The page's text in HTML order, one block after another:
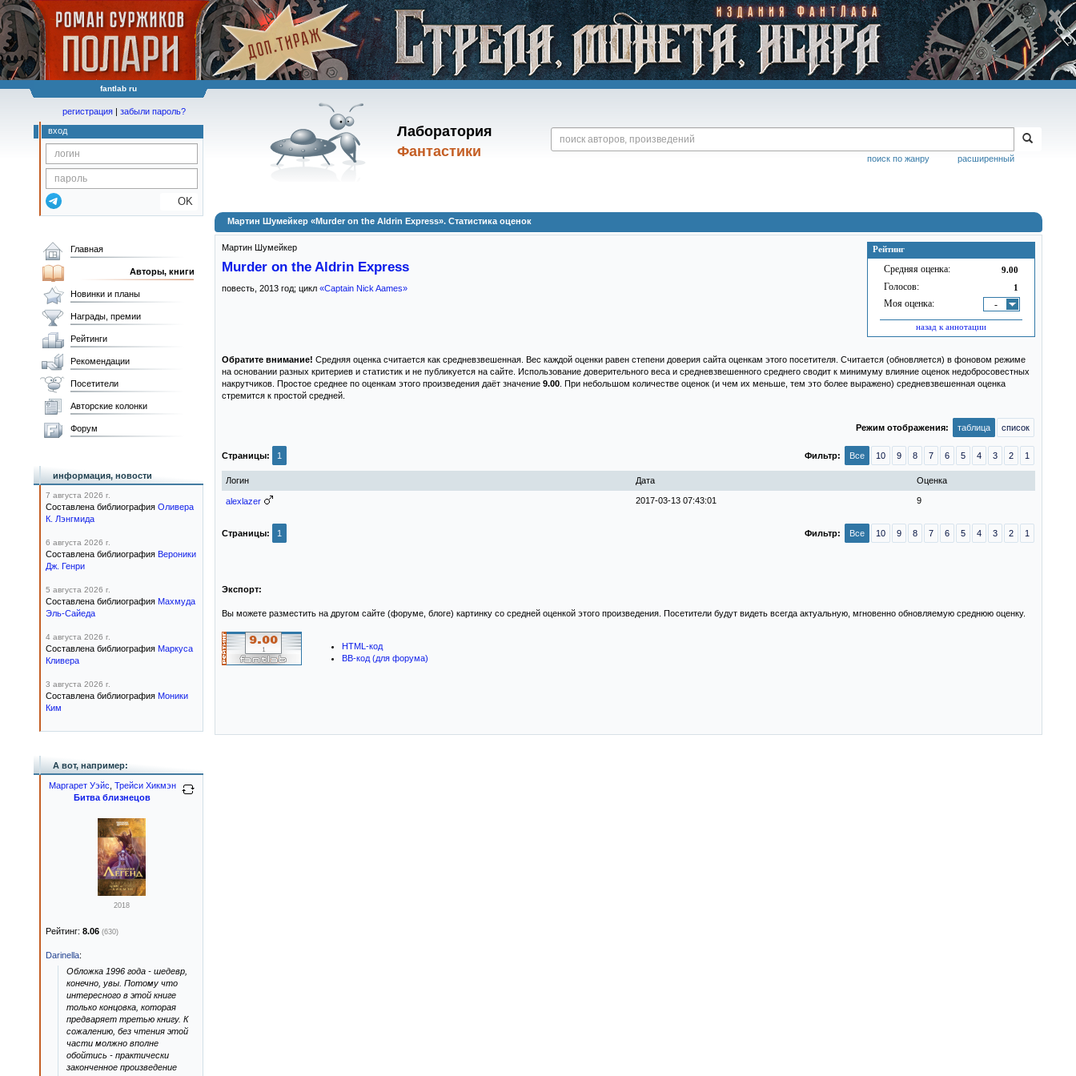
fantlab ru
Лаборатория
Фантастики
расширенный
поиск по жанру
регистрация | забыли пароль?
вход
OK
Мартин Шумейкер «Murder on the Aldrin Express». Статистика оценок
Рейтинг
Средняя оценка: 9.00
Голосов: 1
Моя оценка: -
назад к аннотации
Мартин Шумейкер
Murder on the Aldrin Express
повесть, 2013 год; цикл «Captain Nick Aames»
Обратите внимание! Средняя оценка считается как средневзвешенная. Вес каждой оценки равен степени доверия сайта оценкам этого посетителя. Считается (обновляется) в фоновом режиме
на основании разных критериев и статистик и не публикуется на сайте. Использование доверительного веса и средневзвешенного среднего сводит к минимуму влияние оценок недобросовестных
накрутчиков. Простое среднее по оценкам этого произведения даёт значение 9.00 . При небольшом количестве оценок (и чем их меньше, тем это более выражено) средневзвешенная оценка
стремится к простой средней.
Режим отображения: таблица список
Все 10 9 8 7 6 5 4 3 2 1
Фильтр:
Страницы: 1
Логин Дата Оценка
alexlazer 2017-03-13 07:43:01 9
Все 10 9 8 7 6 5 4 3 2 1
Фильтр:
Страницы: 1
Экспорт:
Вы можете разместить на другом сайте (форуме, блоге) картинку со средней оценкой этого произведения. Посетители будут видеть всегда актуальную, мгновенно обновляемую среднюю оценку.
HTML-код
BB-код (для форума)
Главная
Авторы, книги
Новинки и планы
Награды, премии
Рейтинги
Рекомендации
Посетители
Авторские колонки
Форум
информация, новости
7 августа 2026 г.
Составлена библиография Оливера
К. Лэнгмида
6 августа 2026 г.
Составлена библиография Вероники
Дж. Генри
5 августа 2026 г.
Составлена библиография Махмуда
Эль-Сайеда
4 августа 2026 г.
Составлена библиография Маркуса
Кливера
3 августа 2026 г.
Составлена библиография Моники
Ким
А вот, например:
Маргарет Уэйс Трейси Хикмэн
Битва близнецов
2018
Рейтинг: 8.06 (630)
Darinella:
Обложка 1996 года - шедевр,
конечно, увы. Потому что
интересного в этой книге
только концовка, которая
предваряет третью книгу. К
сожалению, без чтения этой
части молжно вполне
обойтись - практически
законченное произведение